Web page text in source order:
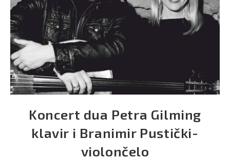
Koncert dua Petra Gilming
klavir i Branimir Pustički-
violončelo